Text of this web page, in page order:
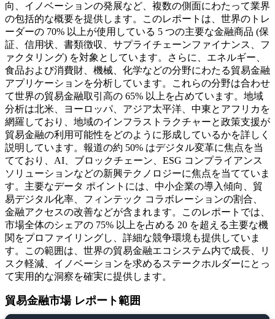
向、イノベーションの発展など、複数の側面にわたって業界
の包括的な概要を提供します。このレポートは、世界のトレ
ーダーの 70% 以上が使用している 5 つの主要な金融商品 (保
証、信用状、書類徴収、サプライチェーンファイナンス、フ
ァクタリング) を対象としています。さらに、エネルギー、
食品および消費財、機械、化学などの分野にわたる貿易金融
アプリケーションを分析しています。これらの分野は合わせ
て世界の貿易金融取引高の 65% 以上を占めています。地域
分析は北米、ヨーロッパ、アジア太平洋、中東とアフリカを
網羅しており、地域のインフラストラクチャーと政策支援が
貿易金融の利用可能性をどのように形成しているかを詳しく
説明しています。報道の約 50% はデジタル変革に焦点を当
てており、AI、ブロックチェーン、ESG コンプライアンス
ソリューションなどの新興テクノロジーに焦点を当てていま
す。主要なデータ ポイントには、中小企業の導入傾向、貿
易デジタル化率、フィンテック コラボレーションの割合、
金融アクセスの改善などが含まれます。このレポートでは、
市場全体のシェアの 75% 以上を占める 20 を超える主要な機
関をプロファイリングし、詳細な競争環境も提供していま
す。この範囲は、世界の貿易金融エコシステム内で成長、リ
スク軽減、イノベーションを求めるステークホルダーにとっ
て実用的な洞察を確実に提供します。
貿易金融市場 レポート範囲